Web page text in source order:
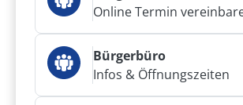
Online Termin
Bürgerbüro
Infos & Öffnungszeiten